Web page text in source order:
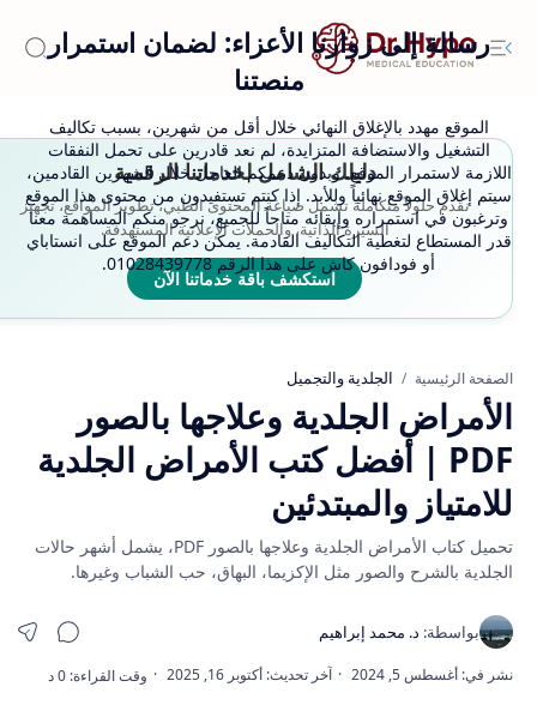
رسالة إلى زوارنا الأعزاء: لضمان استمرار
منصتنا
الموقع مهدد بالإغلاق النهائي خلال أقل من شهرين، بسبب تكاليف
التشغيل والاستضافة المتزايدة، لم نعد قادرين على تحمل النفقات
اللازمة لاستمرار الموقع. وبدون دعمكم العاجل خلال الشهرين القادمين،
سيتم إغلاق الموقع نهائياً وللأبد. إذا كنتم تستفيدون من محتوى هذا الموقع
وترغبون في استمراره وإبقائه متاحاً للجميع، نرجو منكم المساهمة معنا
قدر المستطاع لتغطية التكاليف القادمة. يمكن دعم الموقع على انستاباي
أو فودافون كاش على هذا الرقم 01028439778.
دليلك الشامل لخدماتنا الرقمية
نقدم حلولاً متكاملة تشمل صياغة المحتوى الطبي، تطوير المواقع، تجهيز
السيرة الذاتية، والحملات الإعلانية المستهدفة.
استكشف باقة خدماتنا الآن
الصفحة الرئيسية الجلدية والتجميل
الأمراض الجلدية وعلاجها بالصور
PDF | أفضل كتب الأمراض الجلدية
للامتياز والمبتدئين
تحميل كتاب الأمراض الجلدية وعلاجها بالصور PDF، يشمل أشهر حالات
الجلدية بالشرح والصور مثل الإكزيما، البهاق، حب الشباب وغيرها.